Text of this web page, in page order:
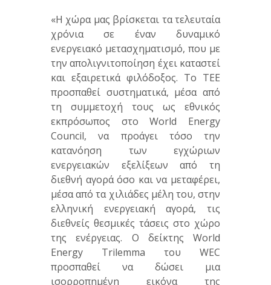
«Η χώρα μας βρίσκεται τα τελευταία
χρόνια σε έναν δυναμικό
ενεργειακό μετασχηματισμό, που με
την απολιγνιτοποίηση έχει καταστεί
και εξαιρετικά φιλόδοξος. Το ΤΕΕ
προσπαθεί συστηματικά, μέσα από
τη συμμετοχή τους ως εθνικός
εκπρόσωπος στο World Energy
Council, να προάγει τόσο την
κατανόηση των εγχώριων
ενεργειακών εξελίξεων από τη
διεθνή αγορά όσο και να μεταφέρει,
μέσα από τα χιλιάδες μέλη του, στην
ελληνική ενεργειακή αγορά, τις
διεθνείς θεσμικές τάσεις στο χώρο
της ενέργειας. Ο δείκτης World
Energy Trilemma του WEC
προσπαθεί να δώσει μια
ισορροπημένη εικόνα της